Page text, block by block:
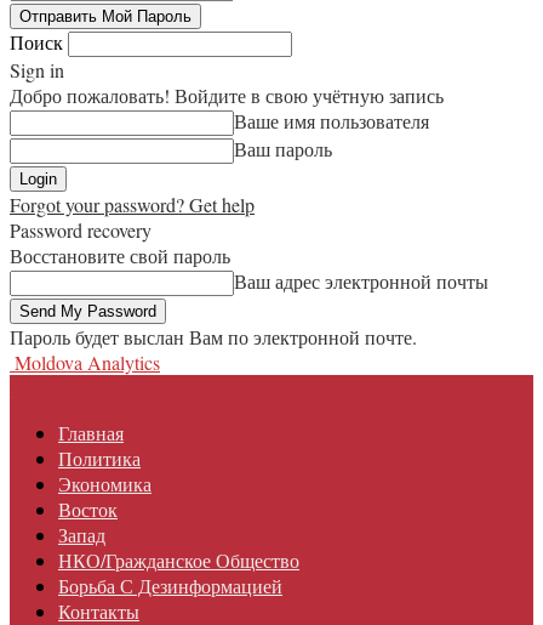
Поиск
Sign in
Добро пожаловать! Войдите в свою учётную запись
Ваше имя пользователя
Ваш пароль
Forgot your password? Get help
Password recovery
Восстановите свой пароль
Ваш адрес электронной почты
Пароль будет выслан Вам по электронной почте.
Moldova Analytics
Главная
Политика
Экономика
Восток
Запад
НКО/гражданское Общество
Борьба С Дезинформацией
Контакты